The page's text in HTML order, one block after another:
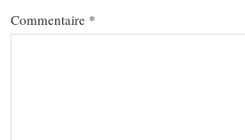
Commentaire *